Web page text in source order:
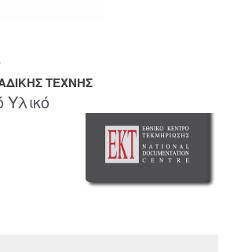
ΤΕΧΝΗΣ
Υλικό